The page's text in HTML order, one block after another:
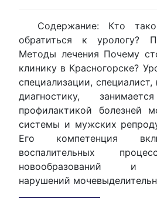
Содержание: Кто
обратиться к урологу?
Методы лечения Почему
клинику в Красногорске?
специализации,
диагностику,
профилактикой болезней
системы и мужских
Его компетенция
воспалительных
новообразований и
нарушений